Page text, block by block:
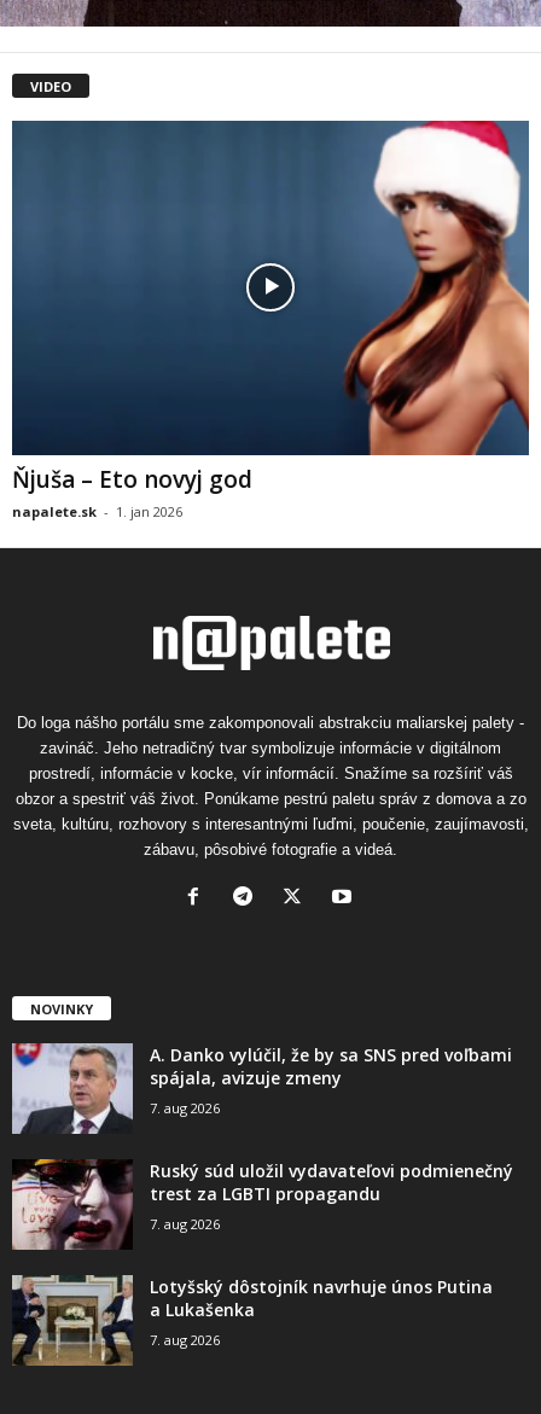
VIDEO
Ňjuša – Eto novyj god
napalete.sk - 1. jan 2026
Do loga nášho portálu sme zakomponovali abstrakciu maliarskej palety -
zavináč. Jeho netradičný tvar symbolizuje informácie v digitálnom
prostredí, informácie v kocke, vír informácií. Snažíme sa rozšíriť váš
obzor a spestriť váš život. Ponúkame pestrú paletu správ z domova a zo
sveta, kultúru, rozhovory s interesantnými ľuďmi, poučenie, zaujímavosti,
zábavu, pôsobivé fotografie a videá.
NOVINKY
A. Danko vylúčil, že by sa SNS pred voľbami
spájala, avizuje zmeny
7. aug 2026
Ruský súd uložil vydavateľovi podmienečný
trest za LGBTI propagandu
7. aug 2026
Lotyšský dôstojník navrhuje únos Putina
a Lukašenka
7. aug 2026